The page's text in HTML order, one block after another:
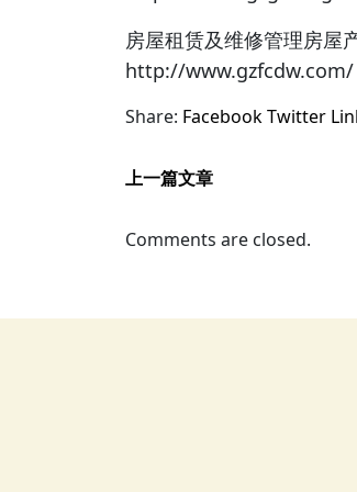
房屋租赁及维修管理房屋
http://www.gzfcdw.com/
Share: FacebookTwitter
上一篇文章
Comments are closed.